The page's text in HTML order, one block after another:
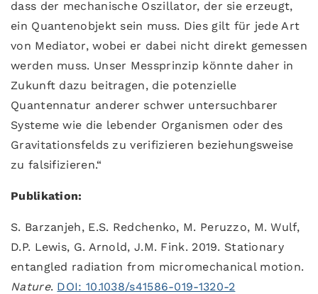
dass der mechanische Oszillator, der sie erzeugt,
ein Quantenobjekt sein muss. Dies gilt für jede Art
von Mediator, wobei er dabei nicht direkt gemessen
werden muss. Unser Messprinzip könnte daher in
Zukunft dazu beitragen, die potenzielle
Quantennatur anderer schwer untersuchbarer
Systeme wie die lebender Organismen oder des
Gravitationsfelds zu verifizieren beziehungsweise
zu falsifizieren.“
Publikation:
S. Barzanjeh, E.S. Redchenko, M. Peruzzo, M. Wulf,
D.P. Lewis, G. Arnold, J.M. Fink. 2019. Stationary
entangled radiation from micromechanical motion.
Nature. DOI: 10.1038/s41586-019-1320-2